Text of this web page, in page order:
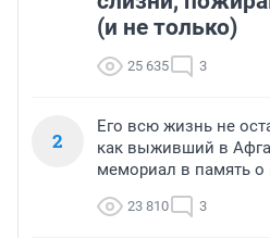
(и не только)
25 635 3
2
Его всю жизнь не
как выживший в
мемориал в память о
23 810 3